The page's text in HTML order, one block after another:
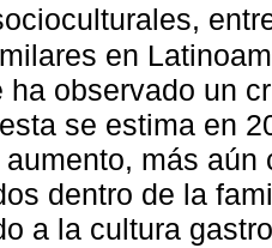
en
ha observado un
se estima en
más
dentro de la
a la cultura